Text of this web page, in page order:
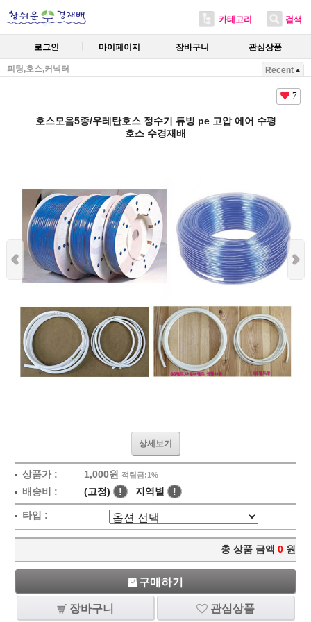
카테고리 검색
로그인 마이페이지 장바구니 관심상품
피팅,호스,커넥터 Recent
7
호스모음5종/우레탄호스 정수기 튜빙 pe 고압 에어 수평
호스 수경재배
상세보기
상품가 : 1,000원 적립금:1%
배송비 : (고정) ! 지역별 !
타입 :
총 상품 금액 0 원
구매하기
장바구니 관심상품